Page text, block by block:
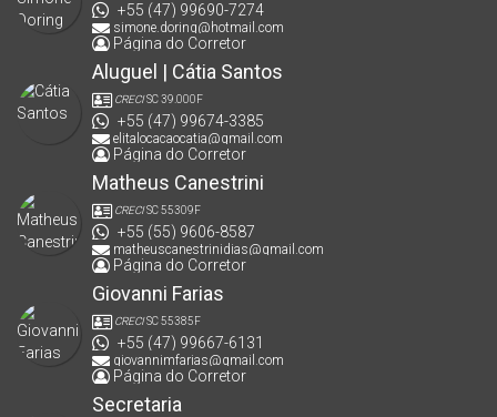
+55 (47) 99690-7274
simone.doring@hotmail.com
Página do Corretor
Aluguel | Cátia Santos
CRECISC 39.000F
+55 (47) 99674-3385
elitalocacaocatia@gmail.com
Página do Corretor
Matheus Canestrini
CRECISC 55309F
+55 (55) 9606-8587
matheuscanestrinidias@gmail.com
Página do Corretor
Giovanni Farias
CRECISC 55385F
+55 (47) 99667-6131
giovannimfarias@gmail.com
Página do Corretor
Secretaria